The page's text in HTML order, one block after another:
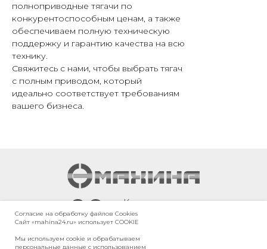
полноприводные тягачи по
конкурентоспособным ценам, а также
обеспечиваем полную техническую
поддержку и гарантию качества на всю
технику.
Свяжитесь с нами, чтобы выбрать тягач
с полным приводом, который
идеально соответствует требованиям
вашего бизнеса.
Согласие на обработку файлов Сookies
Сайт «mahina24.ru» использует COOKIE
Мы используем cookie и обрабатываем
персональные данные с использованием
г. Красноярск,
Енисейский тракт,
10-й километр, 3/10